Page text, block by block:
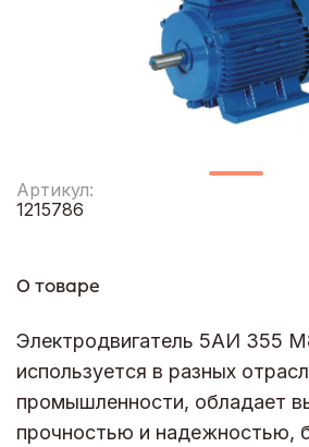
Артикул:
1215786
О товаре
Электродвигатель 5АИ 355
используется в разных
промышленности, обладает
прочностью и надежностью,